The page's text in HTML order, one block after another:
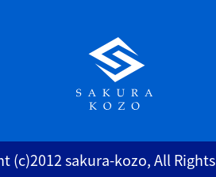
(c)2012 sakura-kozo, All